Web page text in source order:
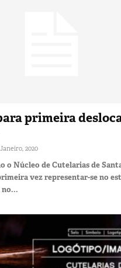
primeira
2020
o Núcleo de Cutelarias de
vez representar-se no
no...